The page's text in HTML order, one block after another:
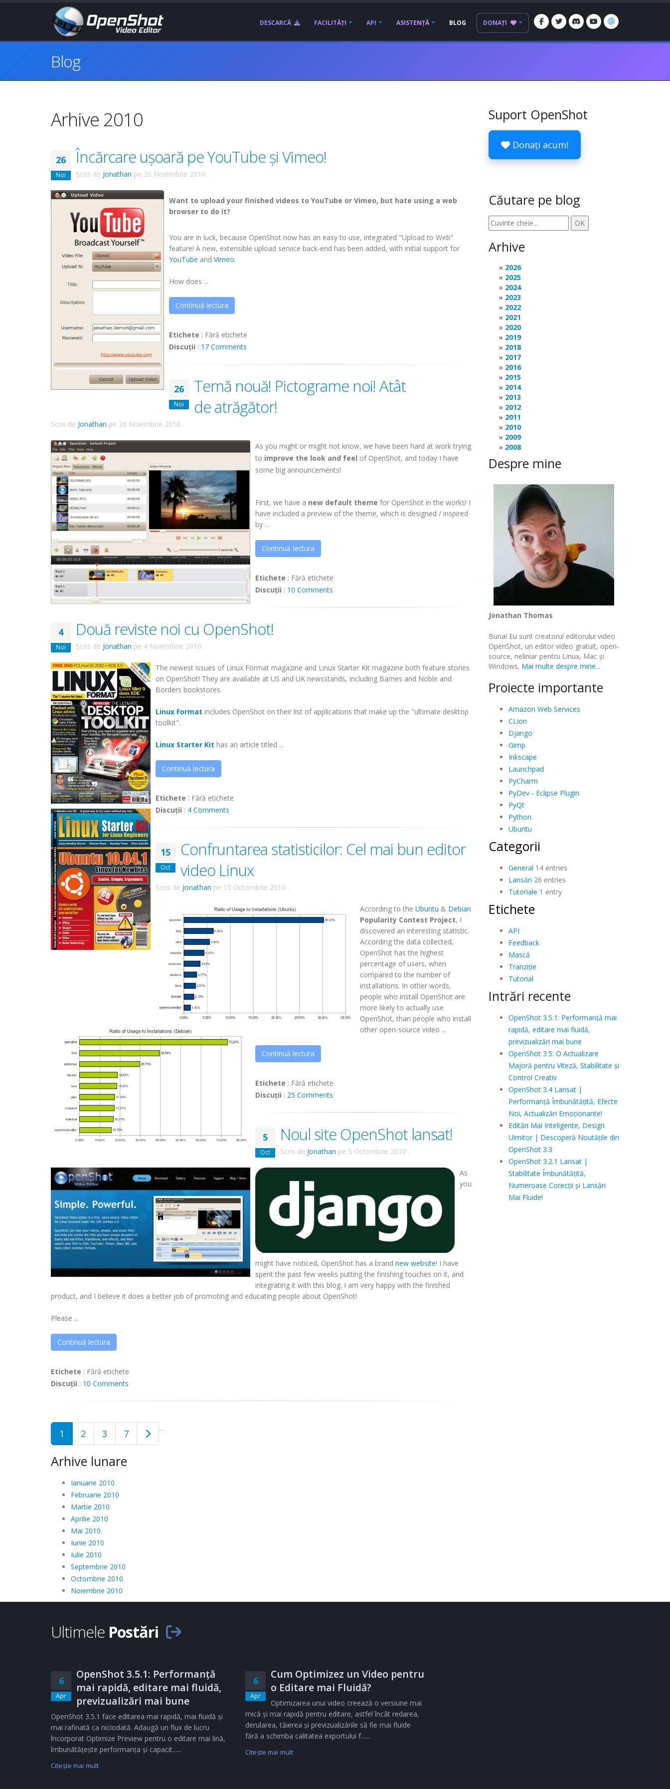
DESCARCĂ FACILITĂȚI API ASISTENȚĂ BLOG DONAȚI
Blog
Arhive 2010
26
Noi
Încărcare ușoară pe YouTube și Vimeo!
Scris de Jonathan pe 26 Noiembrie 2010 .
Want to upload your finished videos to YouTube or Vimeo, but hate using a web
browser to do it?
You are in luck, because OpenShot now has an easy to use, integrated "Upload to Web"
feature! A new, extensible upload service back-end has been added, with initial support for
YouTube and Vimeo.
How does ...
Continuă lectura
Etichete : Fără etichete
Discuții : 17 Comments
26
Noi
Temă nouă! Pictograme noi! Atât
de atrăgător!
Scris de Jonathan pe 26 Noiembrie 2010 .
As you might or might not know, we have been hard at work trying
to improve the look and feel of OpenShot, and today I have
some big announcements!
First, we have a new default theme for OpenShot in the works! I
have included a preview of the theme, which is designed / inspired
by ...
Continuă lectura
Etichete : Fără etichete
Discuții : 10 Comments
4
Noi
Două reviste noi cu OpenShot!
Scris de Jonathan pe 4 Noiembrie 2010 .
The newest issues of Linux Format magazine and Linux Starter Kit magazine both feature stories
on OpenShot! They are available at US and UK newsstands, including Barnes and Noble and
Borders bookstores.
Linux Format includes OpenShot on their list of applications that make up the "ultimate desktop
toolkit".
Linux Starter Kit has an article titled ...
Continuă lectura
Etichete : Fără etichete
Discuții : 4 Comments
15
Oct
Confruntarea statisticilor: Cel mai bun editor
video Linux
Scris de Jonathan pe 15 Octombrie 2010 .
According to the Ubuntu & Debian
Popularity Contest Project, I
discovered an interesting statistic.
According the data collected,
OpenShot has the highest
percentage of users, when
compared to the number of
installations. In other words,
people who install OpenShot are
more likely to actually use
OpenShot, than people who install
other open-source video ...
Continuă lectura
Etichete : Fără etichete
Discuții : 25 Comments
5
Oct
Noul site OpenShot lansat!
Scris de Jonathan pe 5 Octombrie 2010 .
As
you
might have noticed, OpenShot has a brand new website! I have
spent the past few weeks putting the finishing touches on it, and
integrating it with this blog. I am very happy with the finished
product, and I believe it does a better job of promoting and educating people about OpenShot!
Please ...
Continuă lectura
Etichete : Fără etichete
Discuții : 10 Comments
1 2 3 …
7
Arhive lunare
Ianuarie 2010
Februarie 2010
Martie 2010
Aprilie 2010
Mai 2010
Iunie 2010
Iulie 2010
Septembrie 2010
Octombrie 2010
Noiembrie 2010
Suport OpenShot
Donați acum!
Căutare pe blog
Arhive
2026
2025
2024
2023
2022
2021
2020
2019
2018
2017
2016
2015
2014
2013
2012
2011
2010
2009
2008
Despre mine
Jonathan Thomas
Buna! Eu sunt creatorul editorului video
OpenShot, un editor video gratuit, open-
source, neliniar pentru Linux, Mac și
Windows. Mai multe despre mine...
Proiecte importante
Amazon Web Services
CLion
Django
Gimp
Inkscape
Launchpad
PyCharm
PyDev - Eclipse Plugin
PyQt
Python
Ubuntu
Categorii
General 14 entries
Lansări 26 entries
Tutoriale 1 entry
Etichete
API
Feedback
Mască
Tranziție
Tutorial
Intrări recente
OpenShot 3.5.1: Performanță mai
rapidă, editare mai fluidă,
previzualizări mai bune
OpenShot 3.5: O Actualizare
Majoră pentru Viteză, Stabilitate și
Control Creativ
OpenShot 3.4 Lansat |
Performanță Îmbunătățită, Efecte
Noi, Actualizări Emoționante!
Editări Mai Inteligente, Design
Uimitor | Descoperă Noutățile din
OpenShot 3.3
OpenShot 3.2.1 Lansat |
Stabilitate Îmbunătățită,
Numeroase Corecții și Lansări
Mai Fluide!
Ultimele Postări
6
Apr
OpenShot 3.5.1: Performanță
mai rapidă, editare mai fluidă,
previzualizări mai bune
OpenShot 3.5.1 face editarea mai rapidă, mai fluidă și
mai rafinată ca niciodată. Adaugă un flux de lucru
încorporat Optimize Preview pentru o editare mai lină,
îmbunătățește performanța și capacit......
Citeşte mai mult
6
Apr
Cum Optimizez un Video pentru
o Editare mai Fluidă?
Optimizarea unui video creează o versiune mai
mică și mai rapidă pentru editare, astfel încât redarea,
derularea, tăierea și previzualizările să fie mai fluide
fără a schimba calitatea exportului f......
Citeşte mai mult